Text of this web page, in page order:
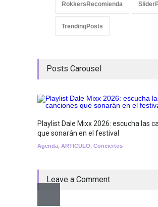
RokkersRecomienda
TrendingPosts
Posts Carousel
Playlist Dale Mixx 2026: escucha las
que sonarán en el festival
Agenda, ARTICULO, Conciertos
Leave a Comment